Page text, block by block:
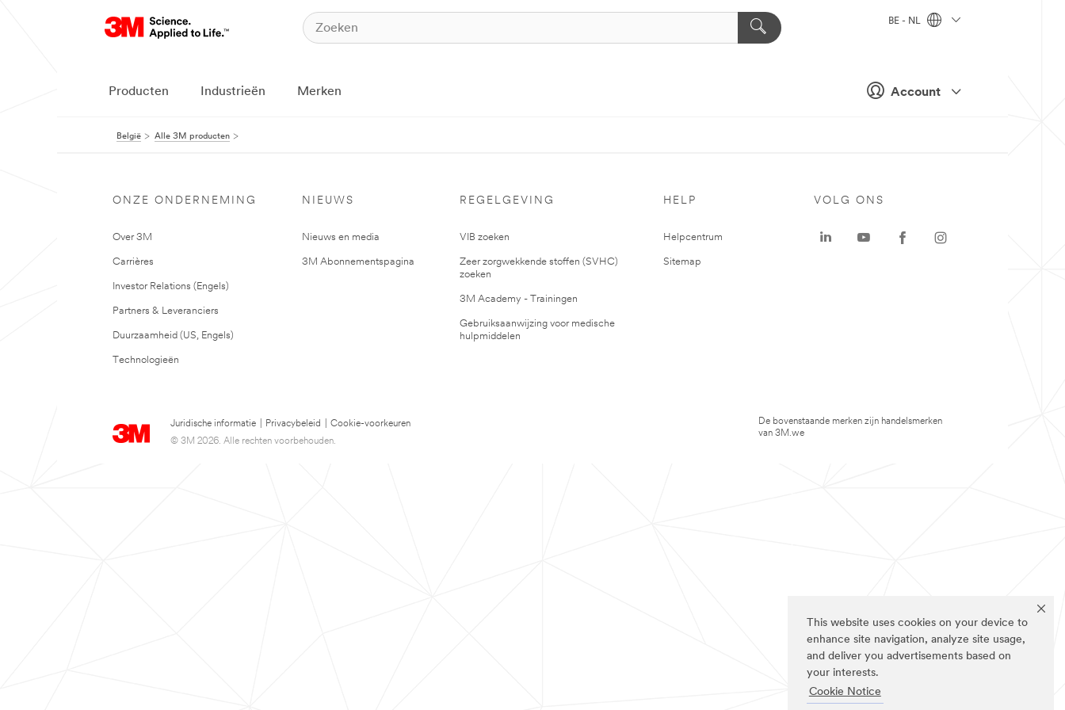
This website uses cookies on your device to
enhance site navigation, analyze site usage,
and deliver you advertisements based on
your interests.
Cookie Notice
Account
BE - NL
Producten Industrieën Merken
België Alle 3M producten
ONZE ONDERNEMING
Over 3M
Carrières
Investor Relations (Engels)
Partners & Leveranciers
Duurzaamheid (US, Engels)
Technologieën
NIEUWS
Nieuws en media
3M Abonnementspagina
REGELGEVING
VIB zoeken
Zeer zorgwekkende stoffen (SVHC)
zoeken
3M Academy - Trainingen
Gebruiksaanwijzing voor medische
hulpmiddelen
HELP
Helpcentrum
Sitemap
Juridische informatie Privacybeleid
Cookie-voorkeuren
© 3M 2026. Alle rechten voorbehouden.
VOLG ONS
De bovenstaande merken zijn handelsmerken
van 3M.we